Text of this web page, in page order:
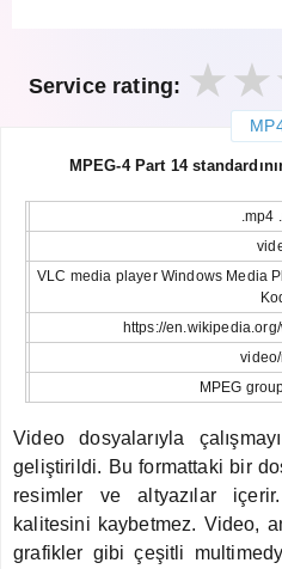
Service rating:
MPEG-4 Part 14
.mp4
VLC media player Windows Media
https://
MPEG
Video dosyalarıyla
geliştirildi. Bu formattaki bir
resimler ve altyazılar içerir.
kalitesini kaybetmez. Video,
grafikler gibi çeşitli